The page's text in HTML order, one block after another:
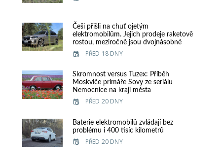
Češi přišli na chuť ojetým
elektromobilům. Jejich prodeje raketově
rostou, meziročně jsou dvojnásobné
PŘED 18 DNY
Skromnost versus Tuzex: Příběh
Moskviče primáře Sovy ze seriálu
Nemocnice na kraji města
PŘED 20 DNY
Baterie elektromobilů zvládají bez
problému i 400 tisíc kilometrů
PŘED 20 DNY